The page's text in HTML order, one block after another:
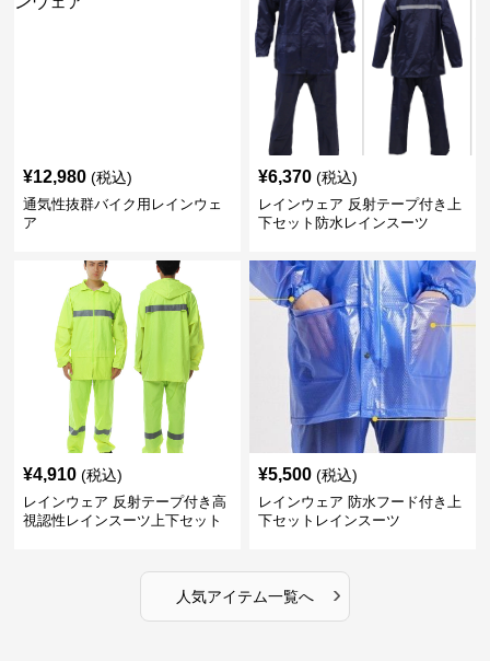
¥12,980 (税込)
通気性抜群バイク用レインウェ
ア
¥6,370 (税込)
レインウェア 反射テープ付き上
下セット防水レインスーツ
¥4,910 (税込)
レインウェア 反射テープ付き高
視認性レインスーツ上下セット
¥5,500 (税込)
レインウェア 防水フード付き上
下セットレインスーツ
人気アイテム一覧へ ›